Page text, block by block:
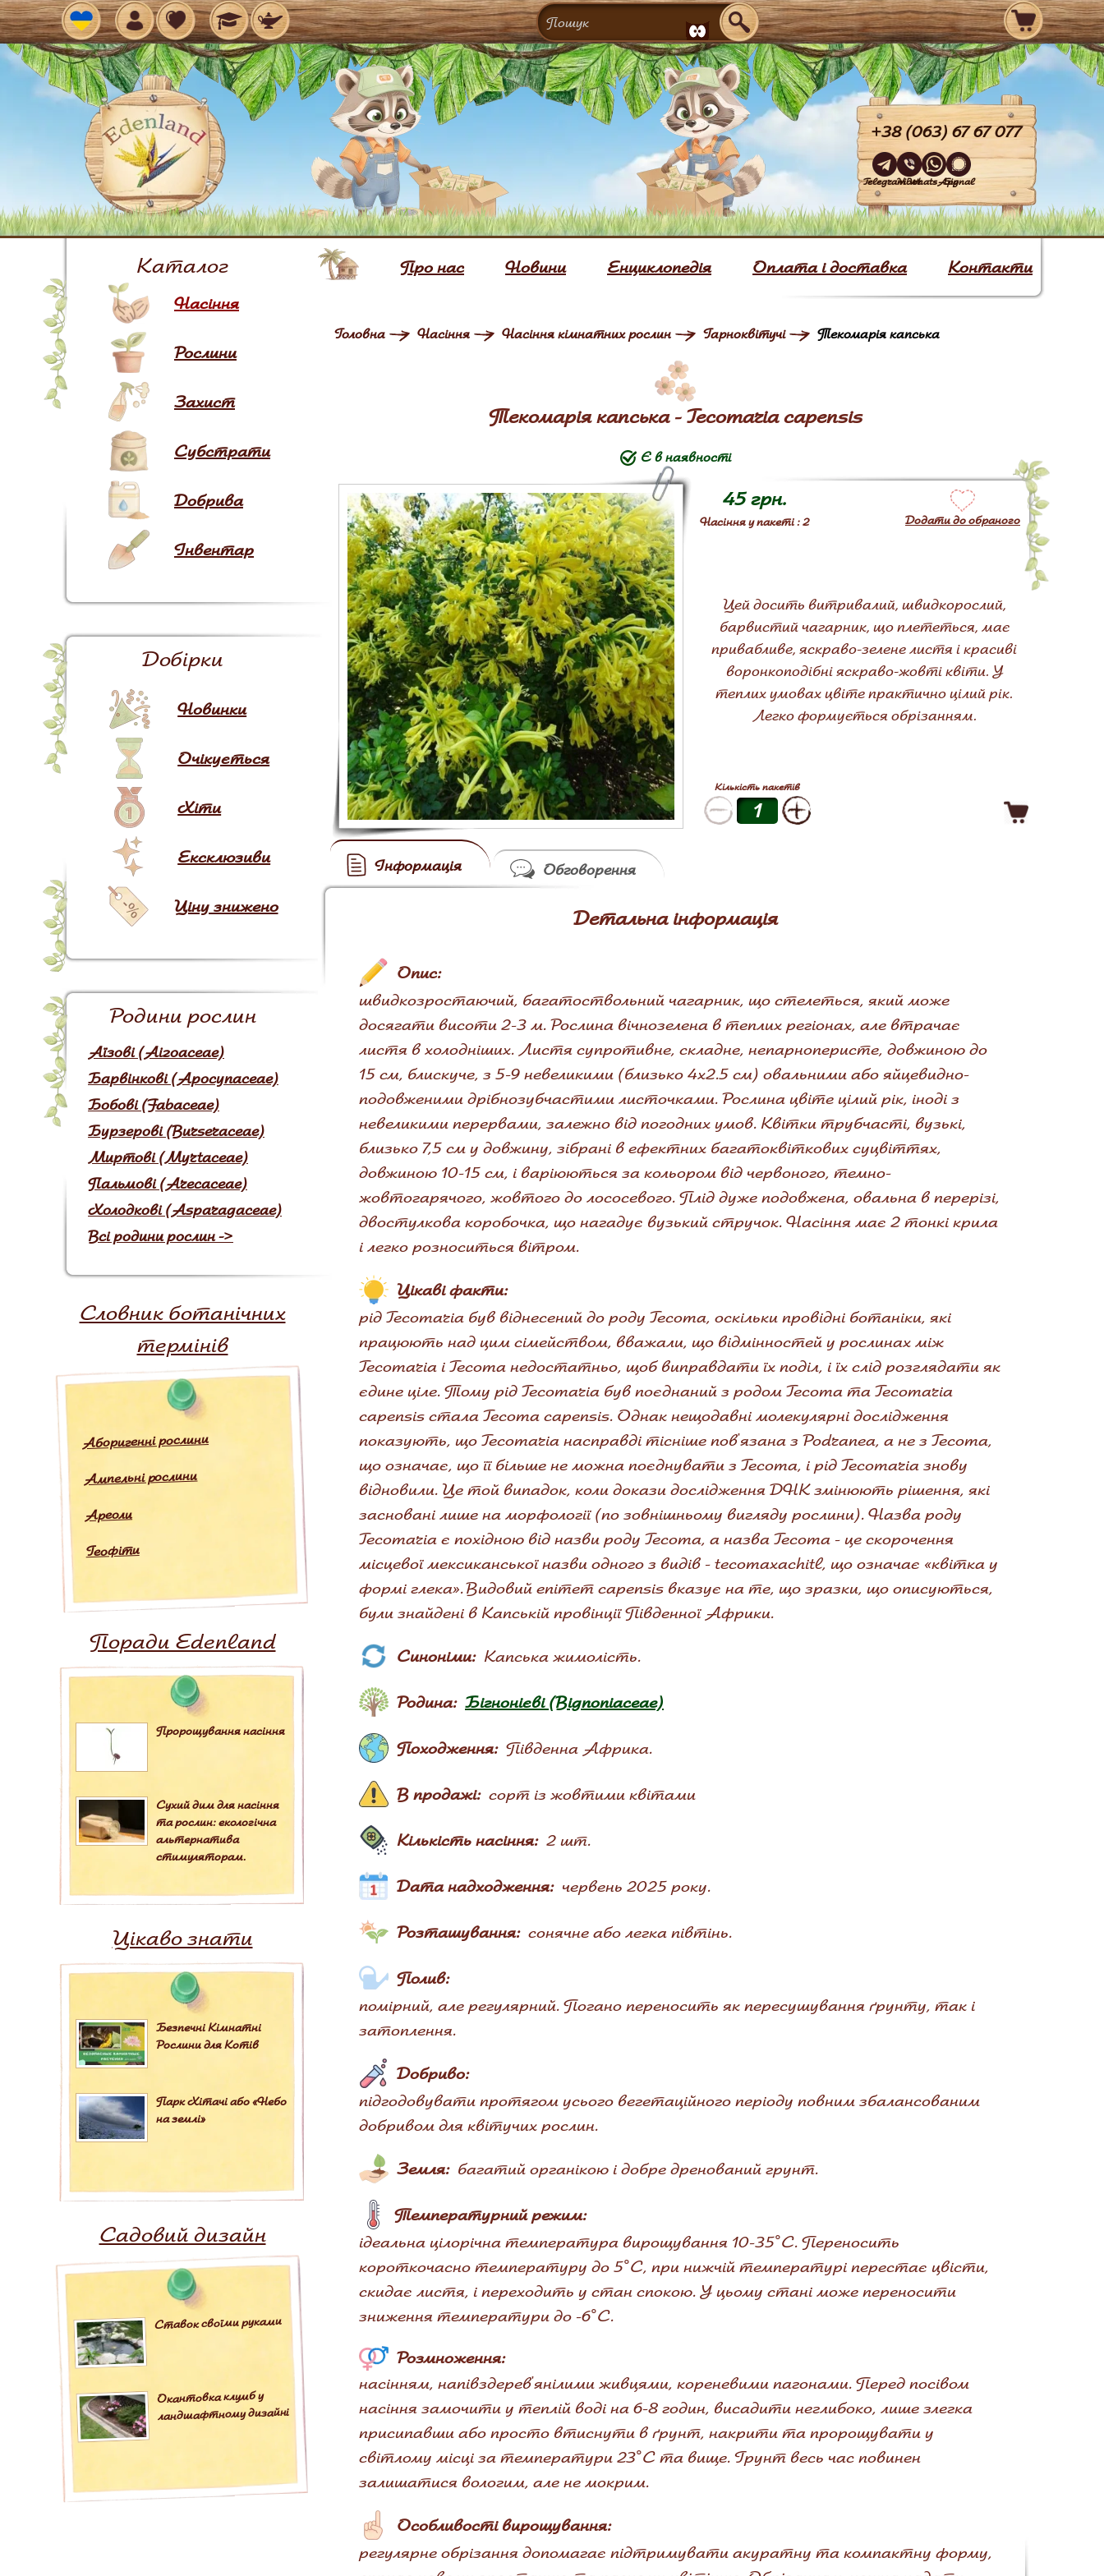
Рос
TelegramViberWhatsAppSignal
+38 (063) 67 67 077
Каталог
Насіння
Рослини
Захист
Субстрати
Добрива
Інвентар
Добірки
Новинки
Очікується
Хіти
Ексклюзиви
Ціну знижено
Родини рослин
Аїзові (Aizoaceae)
Барвінкові (Apocynaceae)
Бобові (Fabaceae)
Бурзерові (Burseraceae)
Миртові (Myrtaceae)
Пальмові (Arecaceae)
Холодкові (Asparagaceae)
Всі родини рослин ->
Словник ботанічних
термінів
Аборигенні рослини
Ампельні рослини
Ареоли
Геофіти
Поради Edenland
Пророщування насіння
Сухий дим для насіння
та рослин: екологічна
альтернатива
стимуляторам.
Цікаво знати
Безпечні Кімнатні
Рослини для Котів
Парк Хітачі або «Небо
на землі»
Садовий дизайн
Ставок своїми руками
Окантовка клумб у
ландшафтному дизайні
Про нас Новини Енциклопедія Оплата і доставка Контакти
Головна Насіння Насіння кімнатних рослин Гарноквітучі Текомарія капська
Текомарія капська - Tecomaria capensis
Є в наявності
45 грн.
Насіння у пакеті : 2 Додати до обраного
Цей досить витривалий, швидкорослий,
барвистий чагарник, що плететься, має
привабливе, яскраво-зелене листя і красиві
воронкоподібні яскраво-жовті квіти. У
теплих умовах цвіте практично цілий рік.
Легко формується обрізанням.
Кількість пакетів
Інформація Обговорення
Детальна інформація
Опис:
швидкозростаючий, багатоствольний чагарник, що стелеться, який може
досягати висоти 2-3 м. Рослина вічнозелена в теплих регіонах, але втрачає
листя в холодніших. Листя супротивне, складне, непарноперисте, довжиною до
15 см, блискуче, з 5-9 невеликими (близько 4х2.5 см) овальними або яйцевидно-
подовженими дрібнозубчастими листочками. Рослина цвіте цілий рік, іноді з
невеликими перервами, залежно від погодних умов. Квітки трубчасті, вузькі,
близько 7,5 см у довжину, зібрані в ефектних багатоквіткових суцвіттях,
довжиною 10-15 см, і варіюються за кольором від червоного, темно-
жовтогарячого, жовтого до лососевого. Плід дуже подовжена, овальна в перерізі,
двостулкова коробочка, що нагадує вузький стручок. Насіння має 2 тонкі крила
і легко розноситься вітром.
Цікаві факти:
рід Tecomaria був віднесений до роду Tecoma, оскільки провідні ботаніки, які
працюють над цим сімейством, вважали, що відмінностей у рослинах між
Tecomaria і Tecoma недостатньо, щоб виправдати їх поділ, і їх слід розглядати як
єдине ціле. Тому рід Tecomaria був поєднаний з родом Tecoma та Tecomaria
capensis стала Tecoma capensis. Однак нещодавні молекулярні дослідження
показують, що Tecomaria насправді тісніше пов'язана з Podranea, а не з Tecoma,
що означає, що її більше не можна поєднувати з Tecoma, і рід Tecomaria знову
відновили. Це той випадок, коли докази дослідження ДНК змінюють рішення, які
засновані лише на морфології (по зовнішньому вигляду рослини). Назва роду
Tecomaria є похідною від назви роду Tecoma, а назва Tecoma - це скорочення
місцевої мексиканської назви одного з видів - tecomaxachitl, що означає «квітка у
формі глека». Видовий епітет capensis вказує на те, що зразки, що описуються,
були знайдені в Капській провінції Південної Африки.
Синоніми: Капська жимолість.
Родина: Бігнонієві (Bignoniaceae)
Походження: Південна Африка.
В продажі: сорт із жовтими квітами
Кількість насіння: 2 шт.
Дата надходження: червень 2025 року.
Розташування: сонячне або легка півтінь.
Полив:
помірний, але регулярний. Погано переносить як пересушування ґрунту, так і
затоплення.
Добриво:
підгодовувати протягом усього вегетаційного періоду повним збалансованим
добривом для квітучих рослин.
Земля: багатий органікою і добре дренований грунт.
Температурний режим:
ідеальна цілорічна температура вирощування 10-35°С. Переносить
короткочасно температуру до 5°С, при нижчій температурі перестає цвісти,
скидає листя, і переходить у стан спокою. У цьому стані може переносити
зниження температури до -6°С.
Розмноження:
насінням, напівздерев'янілими живцями, кореневими пагонами. Перед посівом
насіння замочити у теплій воді на 6-8 годин, висадити неглибоко, лише злегка
присипавши або просто втиснути в ґрунт, накрити та пророщувати у
світлому місці за температури 23°С та вище. Грунт весь час повинен
залишатися вологим, але не мокрим.
Особливості вирощування:
регулярне обрізання допомагає підтримувати акуратну та компактну форму,